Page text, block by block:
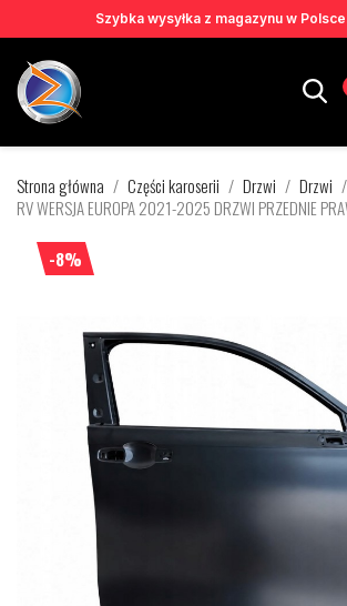
Szybka wysyłka z magazynu w
Strona główna Części karoserii Drzwi Drzwi
RV WERSJA EUROPA 2021-2025 DRZWI PRZEDNIE
-8%